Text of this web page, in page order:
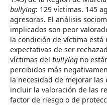
bullying: 129 víctimas. 145
agresoras. El análisis
implicados son peor
la condición de víctima está
expectativas de ser
víctimas del bullying no
percibidos más
la necesidad de mejorar
incluir la valoración de las
factor de riesgo o de